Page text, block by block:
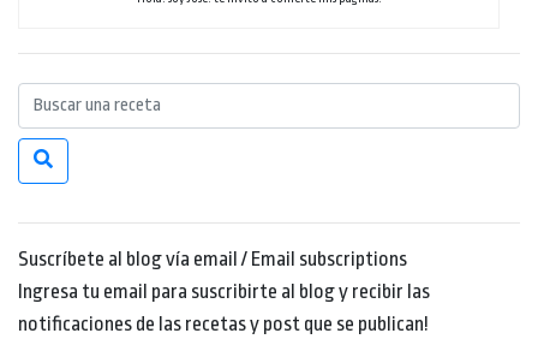
Suscríbete al blog vía email / Email subscriptions
Ingresa tu email para suscribirte al blog y recibir las
notificaciones de las recetas y post que se publican!